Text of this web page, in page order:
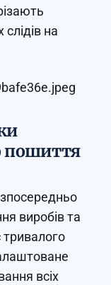
на
пошиття
виробів та
тривалого
всіх